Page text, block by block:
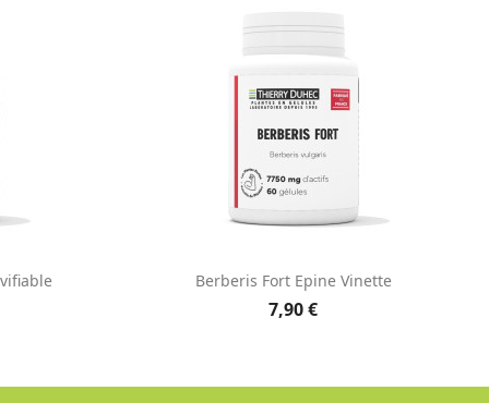
Aperçu rapide
Berberis Fort Epine Vinette
7,90 €